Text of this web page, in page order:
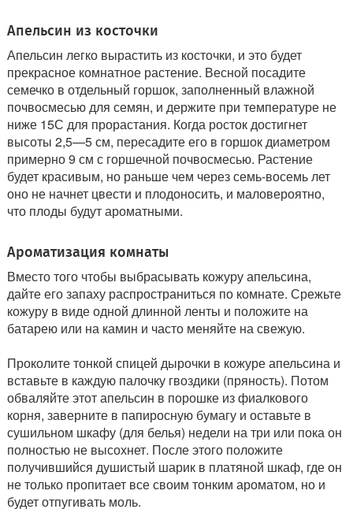
Апельсин из косточки
Апельсин легко вырастить из косточки, и это будет
прекрасное комнатное растение. Весной посадите
семечко в отдельный горшок, заполненный влажной
почвосмесью для семян, и держите при температуре не
ниже 15С для прорастания. Когда росток достигнет
высоты 2,5—5 см, пересадите его в горшок диаметром
примерно 9 см с горшечной почвосмесью. Растение
будет красивым, но раньше чем через семь-восемь лет
оно не начнет цвести и плодоносить, и маловероятно,
что плоды будут ароматными.
Ароматизация комнаты
Вместо того чтобы выбрасывать кожуру апельсина,
дайте его запаху распространиться по комнате. Срежьте
кожуру в виде одной длинной ленты и положите на
батарею или на камин и часто меняйте на свежую.
Проколите тонкой спицей дырочки в кожуре апельсина и
вставьте в каждую палочку гвоздики (пряность). Потом
обваляйте этот апельсин в порошке из фиалкового
корня, заверните в папиросную бумагу и оставьте в
сушильном шкафу (для белья) недели на три или пока он
полностью не высохнет. После этого положите
получившийся душистый шарик в платяной шкаф, где он
не только пропитает все своим тонким ароматом, но и
будет отпугивать моль.